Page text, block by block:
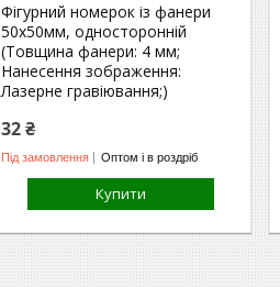
Фігурний номерок із фанери
50х50мм, односторонній
(Товщина фанери: 4 мм;
Нанесення зображення:
Лазерне гравіювання;)
32 ₴
Під замовлення Оптом і в роздріб
Купити